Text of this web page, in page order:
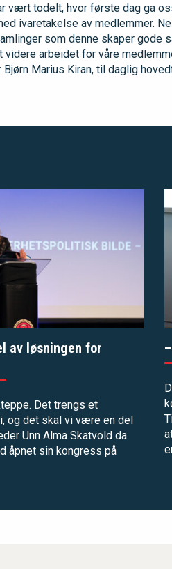
vært todelt, hvor første dag ga
ivaretakelse av medlemmer.
som denne skaper gode
arbeidet for våre
Marius Kiran, til daglig
av løsningen for
Det trengs et
og det skal vi være en del
Unn Alma Skatvold da
åpnet sin kongress på